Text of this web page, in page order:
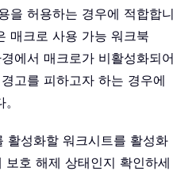
을 허용하는 경우에 적합합니
매크로 사용 가능 워크북
에서 매크로가 비활성화되어
고를 피하고자 하는 경우에
활성화할 워크시트를 활성화
호 해제 상태인지 확인하세